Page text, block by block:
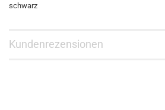
schwarz
Kundenrezensionen